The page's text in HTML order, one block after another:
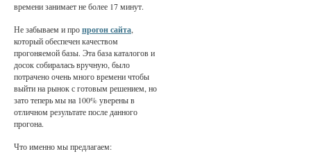
времени занимает не более 17 минут.
Не забываем и пропрогон сайта,
который обеспечен качеством
прогоняемой базы. Эта база каталогов и
досок собиралась вручную, было
потрачено очень много времени чтобы
выйти на рынок с готовым решением, но
зато теперь мы на 100% уверены в
отличном результате после данного
прогона.
Что именно мы предлагаем: